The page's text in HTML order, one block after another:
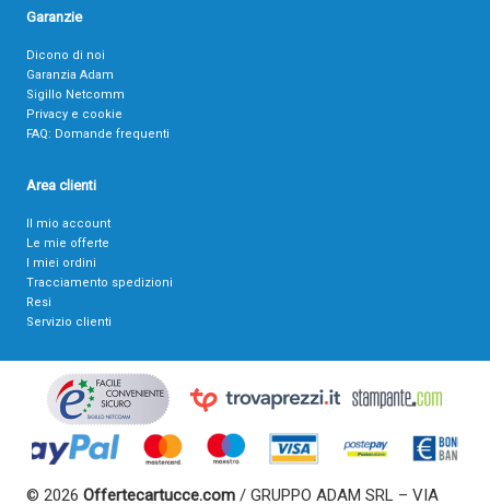
Garanzie
Dicono di noi
Garanzia Adam
Sigillo Netcomm
Privacy e cookie
FAQ: Domande frequenti
Area clienti
Il mio account
Le mie offerte
I miei ordini
Tracciamento spedizioni
Resi
Servizio clienti
© 2026 Offertecartucce.com / GRUPPO ADAM SRL – VIA